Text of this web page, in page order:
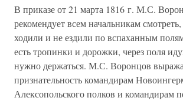
В приказе от 21 марта 1816 г. М.С.
рекомендует всем начальникам
ходили и не ездили по вспаханным
есть тропинки и дорожки, через поля
нужно держаться. М.С. Воронцов
признательность командирам
Алексопольского полков и командирам